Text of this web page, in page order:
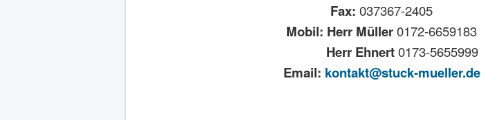
Fax: 037367-2405
Mobil: Herr Müller0172-6659183
Herr Ehnert0173-5655999
Email: kontakt@stuck-mueller.de